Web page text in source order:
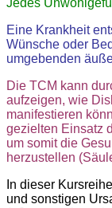
Jedes
Eine Krankheit
Wünsche oder
umgebenden
Die TCM kann
aufzeigen, wie
manifestieren
gezielten Einsatz
um somit die
herzustellen
In dieser
und sonstigen